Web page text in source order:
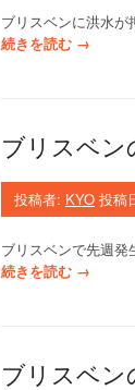
こ
と
ブリスベンに洪水が
続きを読む “
ン
洪
水
3
”
→
ブリスベン
投稿者: KYO 投稿
ブリスベンで先週発
続きを読む “
ン
→
ブリスベン